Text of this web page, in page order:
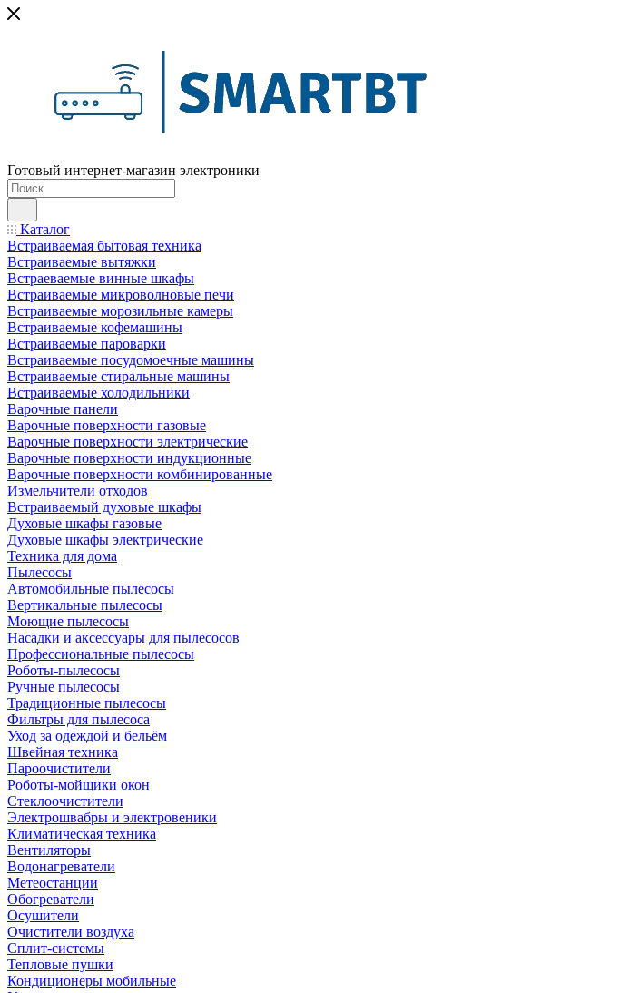
Готовый интернет-магазин электроники
Каталог
Встраиваемая бытовая техника
Встраиваемые вытяжки
Встраеваемые винные шкафы
Встраиваемые микроволновые печи
Встраиваемые морозильные камеры
Встраиваемые кофемашины
Встраиваемые пароварки
Встраиваемые посудомоечные машины
Встраиваемые стиральные машины
Встраиваемые холодильники
Варочные панели
Варочные поверхности газовые
Варочные поверхности электрические
Варочные поверхности индукционные
Варочные поверхности комбинированные
Измельчители отходов
Встраиваемый духовые шкафы
Духовые шкафы газовые
Духовые шкафы электрические
Техника для дома
Пылесосы
Автомобильные пылесосы
Вертикальные пылесосы
Моющие пылесосы
Насадки и аксессуары для пылесосов
Профессиональные пылесосы
Роботы-пылесосы
Ручные пылесосы
Традиционные пылесосы
Фильтры для пылесоса
Уход за одеждой и бельём
Швейная техника
Пароочистители
Роботы-мойщики окон
Стеклоочистители
Электрошвабры и электровеники
Климатическая техника
Вентиляторы
Водонагреватели
Метеостанции
Обогреватели
Осушители
Очистители воздуха
Сплит-системы
Тепловые пушки
Кондиционеры мобильные